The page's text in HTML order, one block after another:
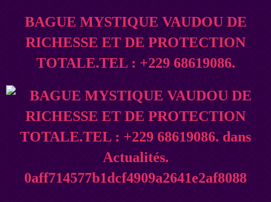
BAGUE MYSTIQUE VAUDOU DE
RICHESSE ET DE PROTECTION
TOTALE.TEL : +229 68619086.